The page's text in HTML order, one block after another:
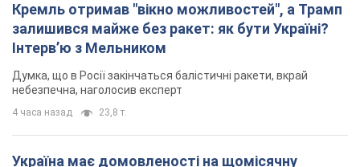
Кремль отримав "вікно можливостей", а Трамп
залишився майже без ракет: як бути Україні?
Інтерв’ю з Мельником
Думка, що в Росії закінчаться балістичні ракети, вкрай
небезпечна, наголосив експерт
4 часа назад 23,8 т.
Україна має домовленості на щомісячну